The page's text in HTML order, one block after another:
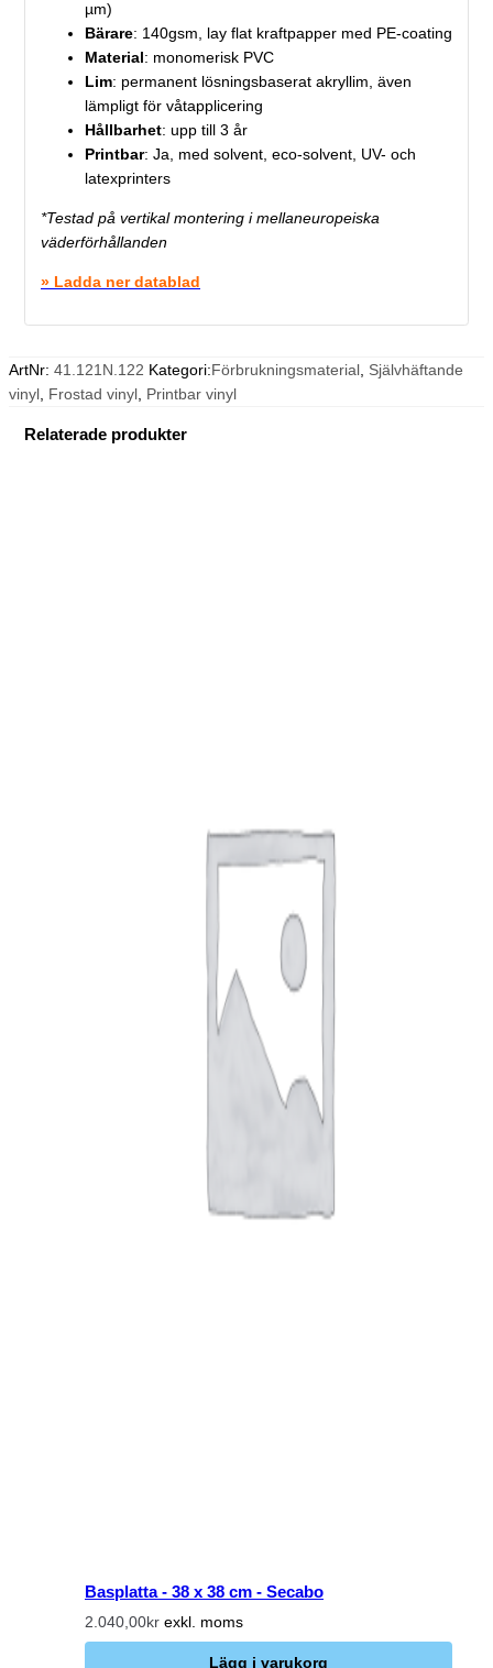
µm)
Bärare: 140gsm, lay flat kraftpapper med PE-coating
Material: monomerisk PVC
Lim: permanent lösningsbaserat akryllim, även
lämpligt för våtapplicering
Hållbarhet: upp till 3 år
Printbar: Ja, med solvent, eco-solvent, UV- och
latexprinters
*Testad på vertikal montering i mellaneuropeiska
väderförhållanden
» Ladda ner datablad
ArtNr: 41.121N.122 Kategori:Förbrukningsmaterial, Självhäftande
vinyl, Frostad vinyl, Printbar vinyl
Relaterade produkter
Basplatta - 38 x 38 cm - Secabo
2.040,00kr exkl. moms
Lägg i varukorg